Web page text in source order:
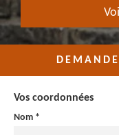
Vos coordonnées
Nom *